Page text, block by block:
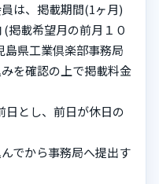
は、掲載期間(1ヶ月)
掲載希望月の前月１０
島県工業倶楽部事務局
を確認の上で掲載料金
日とし、前日が休日の
でから事務局へ提出す